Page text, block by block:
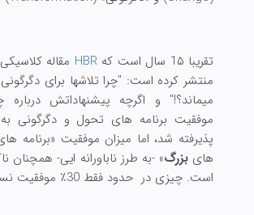
تقریبا 1۵ سال است که HBR مقاله
منتشر کرده است: "چرا تلاشها برای دگرگونی
میماند؟!" و اگرچه پیشنهاداتش درباره
موفقیت برنامه های تحول و دگرگونی
پذیرفته شد، اما میزان موفقیت «برنامه
هایبزرگ» -به طرز ناباورانه ایی- همچنان
است. چیزی در حدود فقط 30٪ موفقیت نسبی.